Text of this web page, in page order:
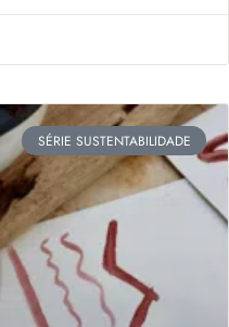
SÉRIE SUSTENTABILIDADE